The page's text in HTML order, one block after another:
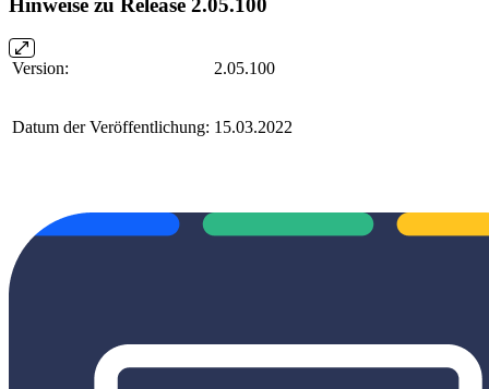
Hinweise zu Release 2.05.100
Version: 2.05.100
Datum der Veröffentlichung: 15.03.2022